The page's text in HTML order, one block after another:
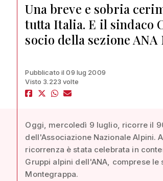
Una breve e sobria
tutta Italia. E il sindaco
socio della sezione
Pubblicato il 09 lug 2009
Visto 3.223 volte
Oggi, mercoledì 9 luglio, ricorre il
dell'Associazione Nazionale Alpini.
ricorrenza è stata celebrata in
Gruppi alpini dell'ANA, comprese
Montegrappa.